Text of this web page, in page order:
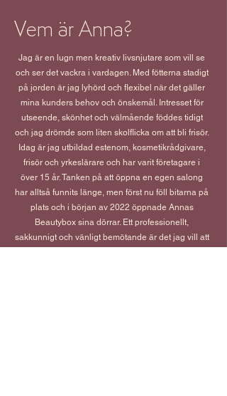
Vem är Anna?
Jag är en lugn men kreativ livsnjutare som vill se
och ser det vackra i vardagen. Med fötterna stadigt
på jorden är jag lyhörd och flexibel när det gäller
mina kunders behov och önskemål. Intresset för
utseende, skönhet och välmående föddes tidigt
och jag drömde som liten skolflicka om att bli frisör.
Idag är jag utbildad estenom, kosmetikrådgivare,
frisör och yrkeslärare och har varit företagare i
över 15 år. Tanken på att öppna en egen salong
har alltså funnits länge, men först nu föll bitarna på
plats och i början av 2022 öppnade Annas
Beautybox sina dörrar. Ett professionellt,
sakkunnigt och vänligt bemötande är det jag vill att